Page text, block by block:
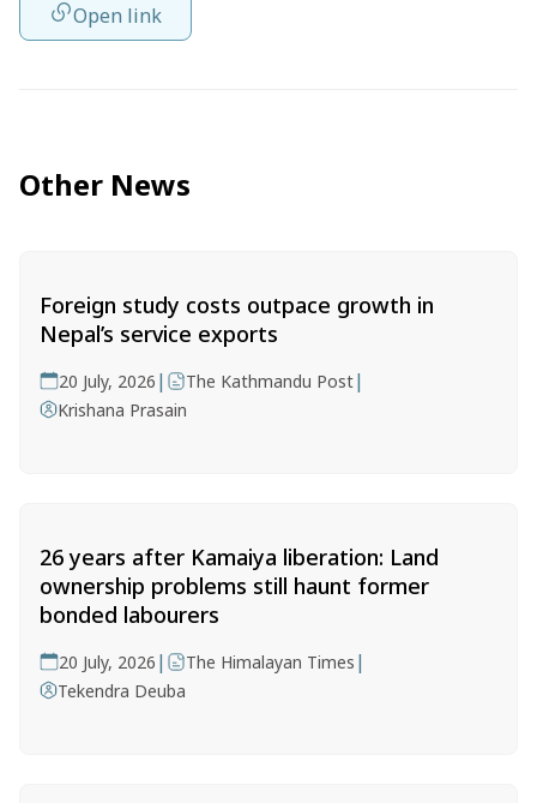
Open link
Other News
Foreign study costs outpace growth in
Nepal’s service exports
20 July, 2026 | The Kathmandu Post|
Krishana Prasain
26 years after Kamaiya liberation: Land
ownership problems still haunt former
bonded labourers
20 July, 2026 | The Himalayan Times |
Tekendra Deuba